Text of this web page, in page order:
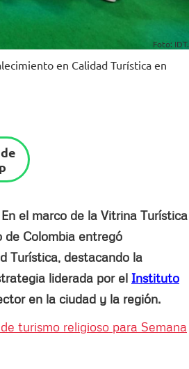
Foto: IDT.
en Calidad Turística en
En el marco de la Vitrina Turística
de Colombia entregó
Turística, destacando la
liderada por el Instituto
en la ciudad y la región.
turismo religioso para Semana